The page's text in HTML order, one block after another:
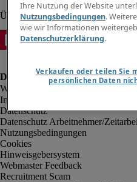
Impressum
Datenschutz
Datenschutz Arbeitnehmer/
Nutzungsbedingungen
Cookies
Hinweisgebersystem
Webmaster Feedback
Recruitment Scam
Ihre Nutzung der Website
Nutzungsbedingungen.
wie wir Informationen
Datenschutzerklärung.
Verkaufen oder teilen Sie
persönlichen Daten